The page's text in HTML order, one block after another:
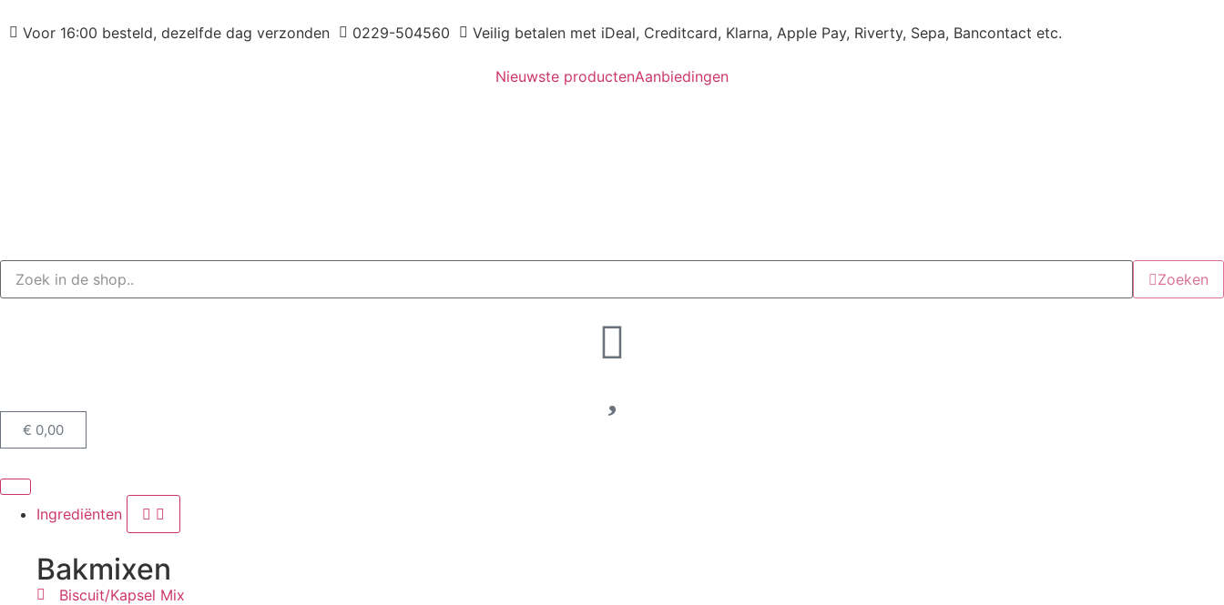
Voor 16:00 besteld, dezelfde dag verzonden 0229-504560 Veilig betalen met iDeal, Creditcard, Klarna, Apple Pay, Riverty, Sepa, Bancontact etc.
Nieuwste productenAanbiedingen
Zoeken
€ 0,00
Ingrediënten
Bakmixen
Biscuit/Kapsel Mix